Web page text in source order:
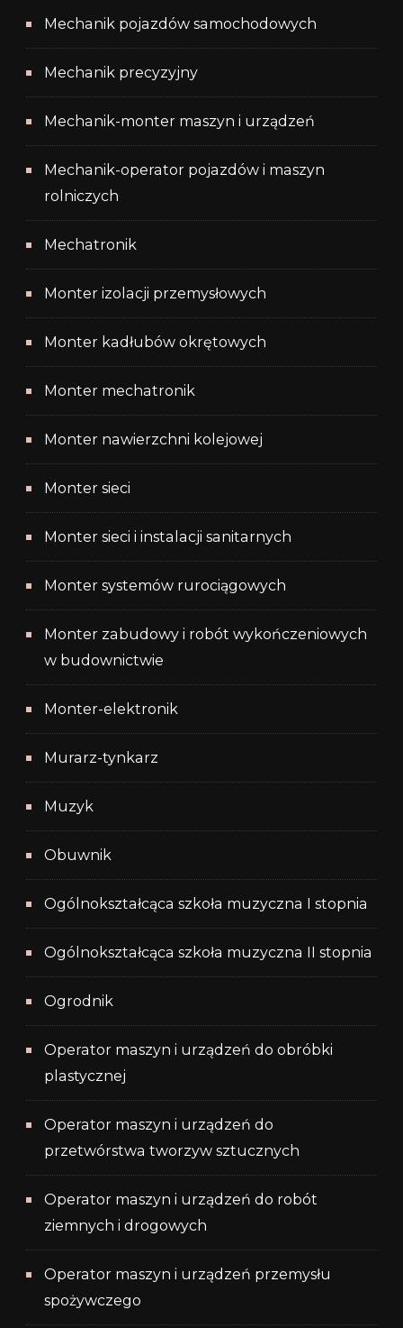
Mechanik pojazdów samochodowych
Mechanik precyzyjny
Mechanik-monter maszyn i urządzeń
Mechanik-operator pojazdów i maszyn
rolniczych
Mechatronik
Monter izolacji przemysłowych
Monter kadłubów okrętowych
Monter mechatronik
Monter nawierzchni kolejowej
Monter sieci
Monter sieci i instalacji sanitarnych
Monter systemów rurociągowych
Monter zabudowy i robót wykończeniowych
w budownictwie
Monter-elektronik
Murarz-tynkarz
Muzyk
Obuwnik
Ogólnokształcąca szkoła muzyczna I stopnia
Ogólnokształcąca szkoła muzyczna II stopnia
Ogrodnik
Operator maszyn i urządzeń do obróbki
plastycznej
Operator maszyn i urządzeń do
przetwórstwa tworzyw sztucznych
Operator maszyn i urządzeń do robót
ziemnych i drogowych
Operator maszyn i urządzeń przemysłu
spożywczego